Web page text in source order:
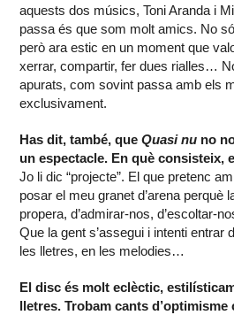
aquests dos músics, Toni Aranda i
passa és que som molt amics. No
però ara estic en un moment que
xerrar, compartir, fer dues rialles…
apurats, com sovint passa amb els
exclusivament.
Has dit, també, queQuasi nu no
un espectacle. En què consisteix,
Jo li dic “projecte”. El que pretenc
posar el meu granet d’arena perquè
propera, d’admirar-nos, d’escoltar-
Que la gent s’assegui i intenti entrar
les lletres, en les melodies…
El disc és molt eclèctic,
lletres. Trobam cants d’optimisme